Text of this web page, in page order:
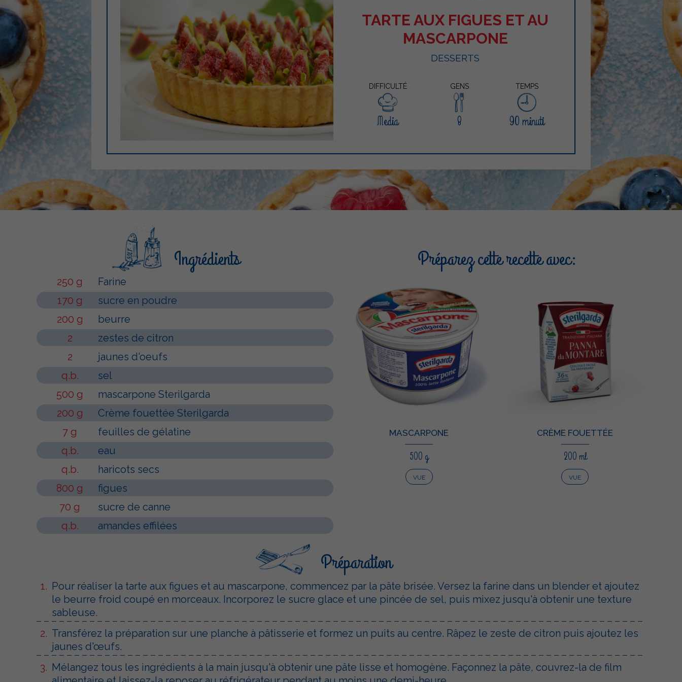
TARTE AUX FIGUES ET AU
MASCARPONE
DESSERTS
DIFFICULTÉ GENS TEMPS
Media 8 90 minuti
Ingrédients
250 g
Farine
170 g
sucre en poudre
200 g
beurre
2
zestes de citron
2
jaunes d'oeufs
q.b.
sel
500 g
mascarpone Sterilgarda
200 g
Crème fouettée Sterilgarda
7 g
feuilles de gélatine
q.b.
eau
q.b.
haricots secs
800 g
figues
70 g
sucre de canne
q.b.
amandes effilées
Préparez cette recette avec:
MASCARPONE
500 g
VUE
CRÈME FOUETTÉE
200 ml
VUE
Préparation
Pour réaliser la tarte aux figues et au mascarpone, commencez par la pâte brisée. Versez la farine dans un blender et ajoutez
le beurre froid coupé en morceaux. Incorporez le sucre glace et une pincée de sel, puis mixez jusqu'à obtenir une texture
sableuse.
Transférez la préparation sur une planche à pâtisserie et formez un puits au centre. Râpez le zeste de citron puis ajoutez les
jaunes d'œufs.
Mélangez tous les ingrédients à la main jusqu'à obtenir une pâte lisse et homogène. Façonnez la pâte, couvrez-la de film